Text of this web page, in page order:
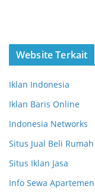
Website Terkait
Iklan Indonesia
Iklan Baris Online
Indonesia Networks
Situs Jual Beli Rumah
Situs Iklan Jasa
Info Sewa Apartemen